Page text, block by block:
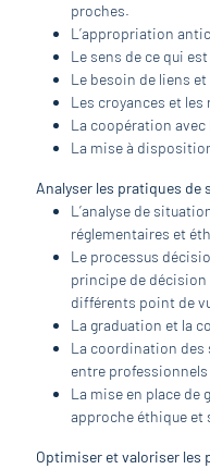
proches.
L’appropriation
Le sens de ce qui
Le besoin de liens
Les croyances et les
La coopération
La mise à
Analyser les pratiques de
L’analyse de
réglementaires et
Le processus
principe de décision
différents point de
La graduation et la
La coordination des
entre
La mise en place de
approche éthique et
Optimiser et valoriser les